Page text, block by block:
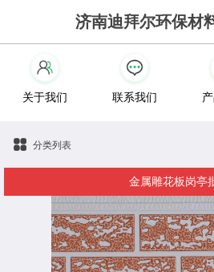
济南迪拜尔环保材
关于我们 联系我们
分类列表
金属雕花板岗亭